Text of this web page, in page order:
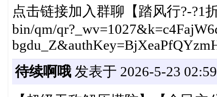
点击链接加入群聊【踏风行?-?1
bin/qm/
待续啊哦发表于 2026-5-23